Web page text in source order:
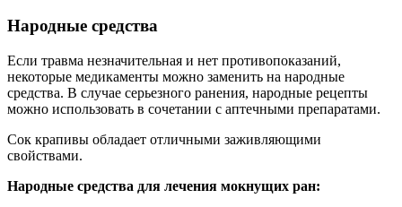
Народные средства
Если травма незначительная и нет противопоказаний,
некоторые медикаменты можно заменить на народные
средства. В случае серьезного ранения, народные рецепты
можно использовать в сочетании с аптечными препаратами.
Сок крапивы обладает отличными заживляющими
свойствами.
Народные средства для лечения мокнущих ран: